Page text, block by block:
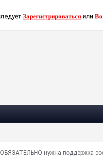
Зарегистрироваться или
ОБЯЗАТЕЛЬНО нужна поддержка